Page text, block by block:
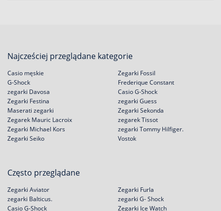
Najcześciej przeglądane kategorie
Casio męskie
G-Shock
zegarki Davosa
Zegarki Festina
Zegarki Fossil
Frederique Constant
Casio G-Shock
zegarki Guess
Maserati zegarki
Zegarek Mauric Lacroix
Zegarki Michael Kors
Zegarki Seiko
Zegarki Sekonda
zegarek Tissot
zegarki Tommy Hilfiger.
Vostok
Często przeglądane
Zegarki Aviator
zegarki Balticus.
Casio G-Shock
Zegarki Furla
zegarki G- Shock
Zegarki Ice Watch